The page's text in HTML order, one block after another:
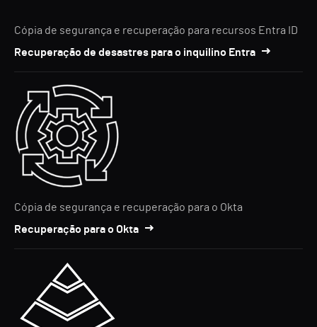
Cópia de segurança e recuperação para recursos Entra ID
Recuperação de desastres para o inquilino Entra
Cópia de segurança e recuperação para o Okta
Recuperação para o Okta